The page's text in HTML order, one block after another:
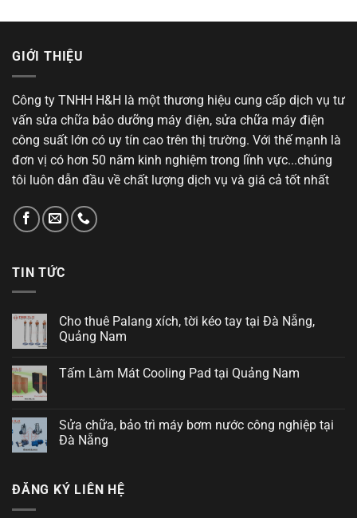
GIỚI THIỆU
Công ty TNHH H&H là một thương hiệu cung cấp dịch vụ tư
vấn sửa chữa bảo dưỡng máy điện, sửa chữa máy điện
công suất lớn có uy tín cao trên thị trường. Với thế mạnh là
đơn vị có hơn 50 năm kinh nghiệm trong lĩnh vực...chúng
tôi luôn dẫn đầu về chất lượng dịch vụ và giá cả tốt nhất
TIN TỨC
Cho thuê Palang xích, tời kéo tay tại Đà Nẵng,
Quảng Nam
Tấm Làm Mát Cooling Pad tại Quảng Nam
Sửa chữa, bảo trì máy bơm nước công nghiệp tại
Đà Nẵng
ĐĂNG KÝ LIÊN HỆ